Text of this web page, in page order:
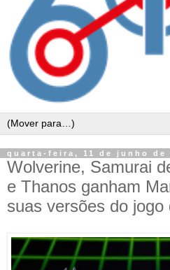
quarta-feira, 11 de junho de
Wolverine, Samurai
e Thanos ganham
suas versões do jogo